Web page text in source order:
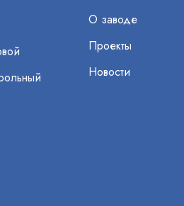
О заводе
Проекты
Новости